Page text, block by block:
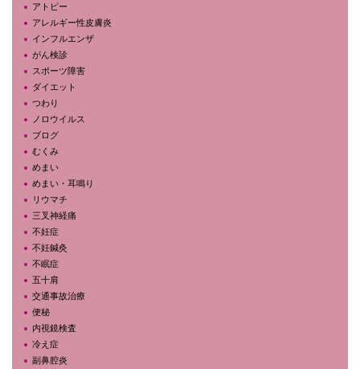
アトピー
アレルギー性皮膚炎
インフルエンザ
がん検診
スポーツ障害
ダイエット
つわり
ノロウイルス
ブログ
むくみ
めまい
めまい・耳鳴り
リウマチ
三叉神経痛
不妊症
不妊鍼灸
不眠症
五十肩
交通事故治療
便秘
内視鏡検査
冷え症
副鼻腔炎